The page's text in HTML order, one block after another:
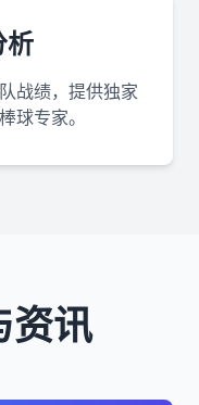
析
战绩，提供独家
球专家。
资讯